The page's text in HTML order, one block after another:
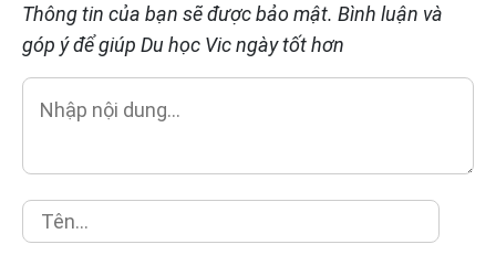
Thông tin của bạn sẽ được bảo mật. Bình luận và
góp ý để giúp Du học Vic ngày tốt hơn